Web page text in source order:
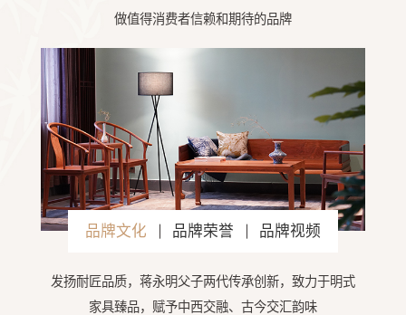
做值得消费者信赖和期待的品牌
品牌文化 品牌荣誉 品牌视频
发扬耐匠品质，蒋永明父子两代传承创新，致力于明式
家具臻品，赋予中西交融、古今交汇韵味